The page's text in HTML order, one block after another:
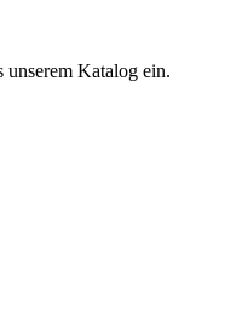
Katalog ein.